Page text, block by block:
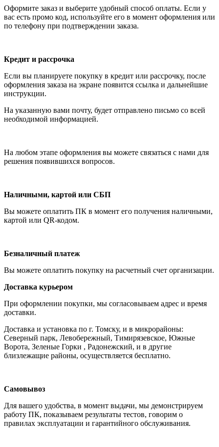
Оформите заказ и выберите удобный способ оплаты. Если у
вас есть промо код, используйте его в момент оформления или
по телефону при подтверждении заказа.
Кредит и рассрочка
Если вы планируете покупку в кредит или рассрочку, после
оформления заказа на экране появится ссылка и дальнейшие
инструкции.
На указанную вами почту, будет отправлено письмо со всей
необходимой информацией.
На любом этапе оформления вы можете связаться с нами для
решения появившихся вопросов.
Наличными, картой или СБП
Вы можете оплатить ПК в момент его получения наличными,
картой или QR-кодом.
Безналичный платеж
Вы можете оплатить покупку на расчетный счет организации.
Доставка курьером
При оформлении покупки, мы согласовываем адрес и время
доставки.
Доставка и установка по г. Томску, и в микрорайоны:
Северный парк, Левобережный, Тимирязевское, Южные
Ворота, Зеленые Горки , Радонежский, и в другие
близлежащие районы, осуществляется бесплатно.
Самовывоз
Для вашего удобства, в момент выдачи, мы демонстрируем
работу ПК, показываем результаты тестов, говорим о
правилах эксплуатации и гарантийного обслуживания.